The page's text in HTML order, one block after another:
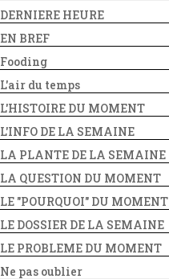
DERNIERE HEURE
EN BREF
Fooding
L'air du temps
L'HISTOIRE DU MOMENT
L'INFO DE LA SEMAINE
LA PLANTE DE LA SEMAINE
LA QUESTION DU MOMENT
LE "POURQUOI" DU MOMENT
LE DOSSIER DE LA SEMAINE
LE PROBLEME DU MOMENT
Ne pas oublier